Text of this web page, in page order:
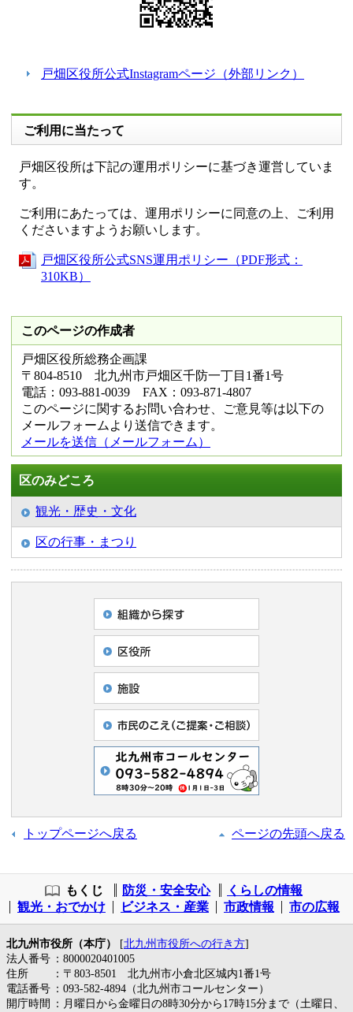
戸畑区役所公式Instagramページ（外部リンク）
ご利用に当たって
戸畑区役所は下記の運用ポリシーに基づき運営していま
す。
ご利用にあたっては、運用ポリシーに同意の上、ご利用
くださいますようお願いします。
戸畑区役所公式SNS運用ポリシー（PDF形式：
310KB）
このページの作成者
戸畑区役所総務企画課
〒804-8510 北九州市戸畑区千防一丁目1番1号
電話：093-881-0039 FAX：093-871-4807
このページに関するお問い合わせ、ご意見等は以下の
メールフォームより送信できます。
メールを送信（メールフォーム）
区のみどころ
観光・歴史・文化
区の行事・まつり
トップページへ戻る ページの先頭へ戻る
もくじ 防災・安全安心
くらしの情報
観光・おでかけ
ビジネス・産業 市政情報 市の広報
北九州市役所（本庁） [北九州市役所への行き方]
法人番号 ：8000020401005
住所
：〒803-8501 北九州市小倉北区城内1番1号
電話番号 ：093-582-4894（北九州市コールセンター）
開庁時間
：月曜日から金曜日の8時30分から17時15分まで（土曜日、